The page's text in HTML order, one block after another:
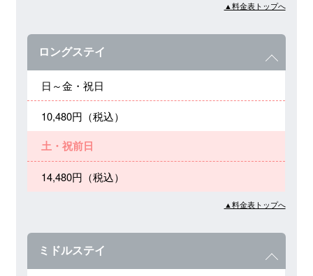
▲料金表トップへ
ロングステイ
日～金・祝日
10,480円（税込）
土・祝前日
14,480円（税込）
▲料金表トップへ
ミドルステイ